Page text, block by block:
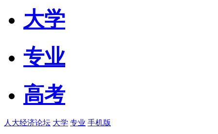
大学
专业
高考
人大经济论坛 大学 专业 手机版